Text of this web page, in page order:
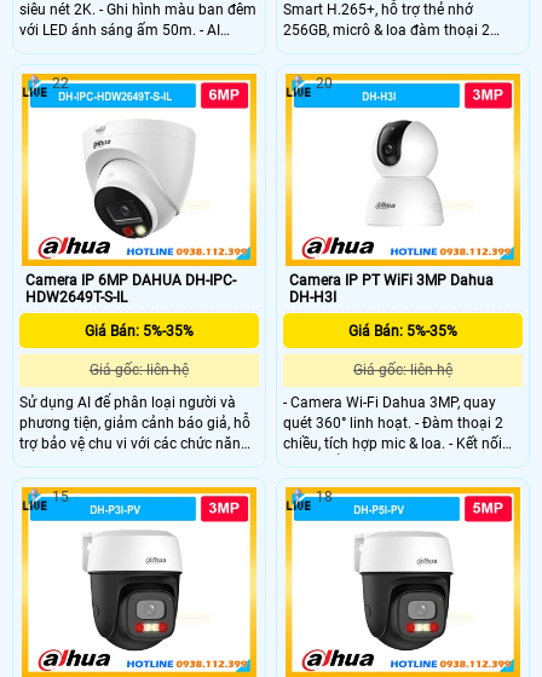
siêu nét 2K. - Ghi hình màu ban đêm
với LED ánh sáng ấm 50m. - AI
thông minh: phân biệt người và xe,
chống báo giả. - Tích hợp khe cắm
thẻ nhớ lên đến 256GB. - Chuẩn
IP67 chống bụi/nước, tích hợp mic
ghi âm. - Hỗ trợ PoE, lắp đặt nhanh
gọn.
Smart H.265+, hỗ trợ thẻ nhớ
256GB, micrô & loa đàm thoại 2
chiều, chống nước IP67.
Camera IP 6MP DAHUA DH-IPC-
HDW2649T-S-IL
Giá Bán: 5%-35%
Giá gốc: liên hệ
Sử dụng AI để phân loại người và
phương tiện, giảm cảnh báo giả, hỗ
trợ bảo vệ chu vi với các chức năng
cảnh báo thông minh.
22
Camera IP PT WiFi 3MP Dahua
DH-H3I
Giá Bán: 5%-35%
Giá gốc: liên hệ
- Camera Wi-Fi Dahua 3MP, quay
quét 360° linh hoạt. - Đàm thoại 2
chiều, tích hợp mic & loa. - Kết nối
Wi-Fi 6 ổn định, xem từ xa qua điện
thoại.
20
15 18